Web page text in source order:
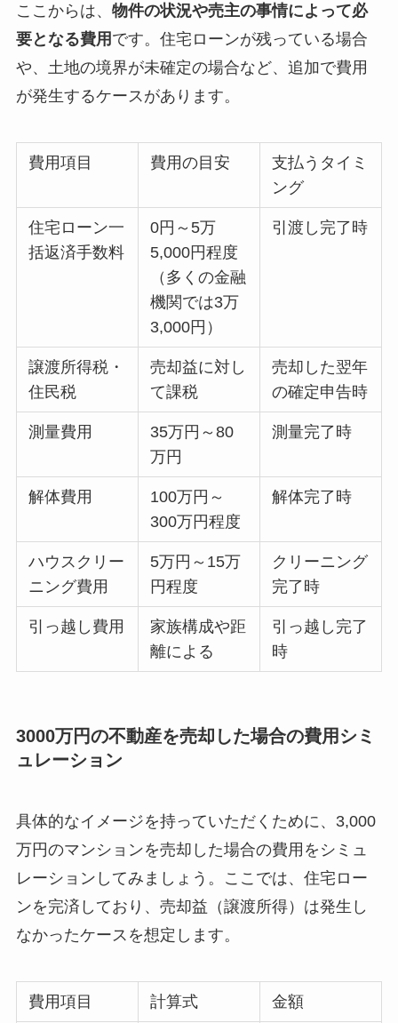
ここからは、 物件の状況や売主の事情によって必
要となる費用 です。住宅ローンが残っている場合
や、土地の境界が未確定の場合など、追加で費用
が発生するケースがあります。
費用項目 費用の目安
支払うタイミ
ング
住宅ローン一
括返済手数料
0円～5万
5,000円程度
（多くの金融
機関では3万
3,000円）
引渡し完了時
譲渡所得税・
住民税
売却益に対し
て課税
売却した翌年
の確定申告時
測量費用
35万円～80
万円
測量完了時
解体費用
100万円～
300万円程度
解体完了時
ハウスクリー
ニング費用
5万円～15万
円程度
クリーニング
完了時
引っ越し費用
家族構成や距
離による
引っ越し完了
時
3000万円の不動産を売却した場合の費用シミ
ュレーション
具体的なイメージを持っていただくために、3,000
万円のマンションを売却した場合の費用をシミュ
レーションしてみましょう。ここでは、住宅ロー
ンを完済しており、売却益（譲渡所得）は発生し
なかったケースを想定します。
費用項目 計算式 金額